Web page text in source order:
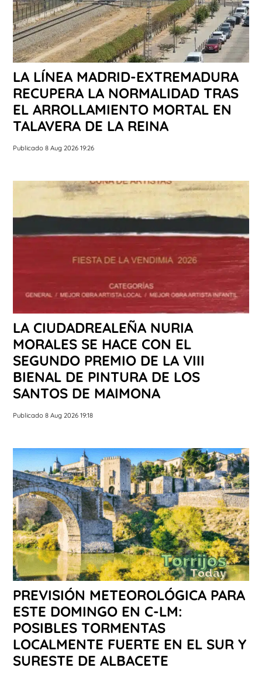
LA LÍNEA MADRID-EXTREMADURA
RECUPERA LA NORMALIDAD TRAS
EL ARROLLAMIENTO MORTAL EN
TALAVERA DE LA REINA
Publicado 8 Aug 2026 19:26
LA CIUDADREALEÑA NURIA
MORALES SE HACE CON EL
SEGUNDO PREMIO DE LA VIII
BIENAL DE PINTURA DE LOS
SANTOS DE MAIMONA
Publicado 8 Aug 2026 19:18
PREVISIÓN METEOROLÓGICA PARA
ESTE DOMINGO EN C-LM:
POSIBLES TORMENTAS
LOCALMENTE FUERTE EN EL SUR Y
SURESTE DE ALBACETE